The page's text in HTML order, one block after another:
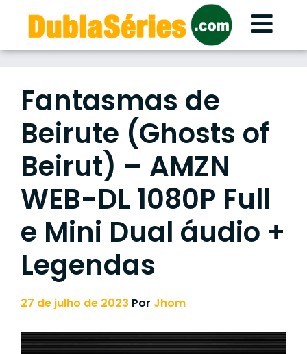
content
Fantasmas de
Beirute (Ghosts of
Beirut) – AMZN
WEB-DL 1080P Full
e Mini Dual áudio +
Legendas
27 de julho de 2023 Por Jhom